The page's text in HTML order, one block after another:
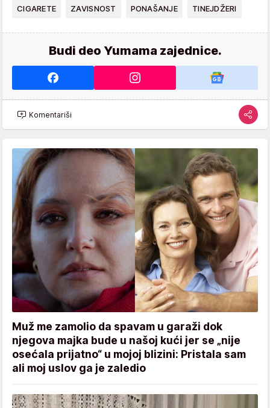
CIGARETE ZAVISNOST PONAŠANJE TINEJDŽERI
Budi deo Yumama zajednice.
Komentariši
Muž me zamolio da spavam u garaži dok
njegova majka bude u našoj kući jer se „nije
osećala prijatno“ u mojoj blizini: Pristala sam
ali moj uslov ga je zaledio